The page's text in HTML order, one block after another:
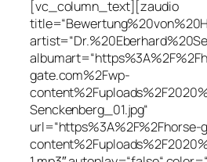
[vc_column_text][zaudio
gate.com%2Fwp-
Senckenberg_01.jpg“
url=“https%3A%2F%2Fhorse-